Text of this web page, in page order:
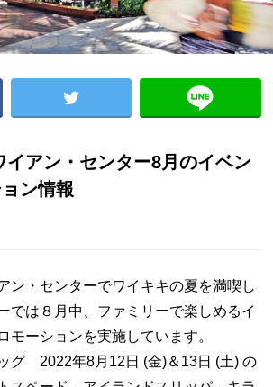
イアン・センター8月のイベン
ン情報
ン・センターでワイキキの夏を満喫し
では８月中、ファミリーで楽しめるイ
モーションを実施しています。
グ 2022年8月12日 (金)＆13日 (土) の